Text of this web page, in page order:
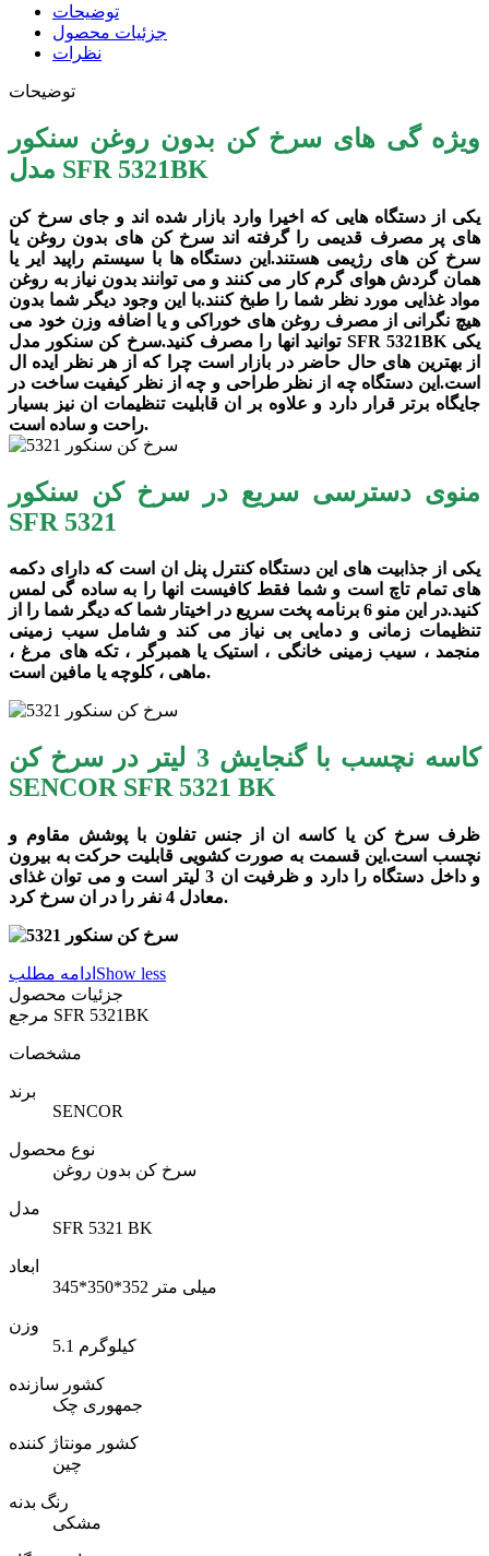
توضیحات
جزئیات محصول
نظرات
توضیحات
ویژه گی های سرخ کن بدون روغن سنکور
مدل SFR 5321BK
یکی از دستگاه هایی که اخیرا وارد بازار شده اند و جای سرخ کن
های پر مصرف قدیمی را گرفته اند سرخ کن های بدون روغن یا
سرخ کن های رژیمی هستند.این دستگاه ها با سیستم راپید ایر یا
همان گردش هوای گرم کار می کنند و می توانند بدون نیاز به روغن
مواد غذایی مورد نظر شما را طبخ کنند.با این وجود دیگر شما بدون
هیچ نگرانی از مصرف روغن های خوراکی و یا اضافه وزن خود می
توانید انها را مصرف کنید.سرخ کن سنکور مدل SFR 5321BK یکی
از بهترین های حال حاضر در بازار است چرا که از هر نظر ایده ال
است.این دستگاه چه از نظر طراحی و چه از نظر کیفیت ساخت در
جایگاه برتر قرار دارد و علاوه بر ان قابلیت تنظیمات ان نیز بسیار
راحت و ساده است.
منوی دسترسی سریع در سرخ کن سنکور
SFR 5321
یکی از جذابیت های این دستگاه کنترل پنل ان است که دارای دکمه
های تمام تاچ است و شما فقط کافیست انها را به ساده گی لمس
کنید.در این منو 6 برنامه پخت سریع در اخیتار شما که دیگر شما را از
تنظیمات زمانی و دمایی بی نیاز می کند و شامل سیب زمینی
منجمد ، سیب زمینی خانگی ، استیک یا همبرگر ، تکه های مرغ ،
ماهی ، کلوچه یا مافین است.
کاسه نچسب با گنجایش 3 لیتر در سرخ کن
SENCOR SFR 5321 BK
ظرف سرخ کن یا کاسه ان از جنس تفلون با پوشش مقاوم و
نچسب است.این قسمت به صورت کشویی قابلیت حرکت به بیرون
و داخل دستگاه را دارد و ظرفیت ان 3 لیتر است و می توان غذای
معادل 4 نفر را در ان سرخ کرد.
ادامه مطلب Show less
جزئیات محصول
SFR 5321BK
مشخصات
برند
SENCOR
نوع محصول
سرخ کن بدون روغن
مدل
SFR 5321 BK
ابعاد
345*350*352 میلی متر
وزن
5.1 کیلوگرم
کشور سازنده
جمهوری چک
کشور مونتاژ کننده
چین
رنگ بدنه
مشکی